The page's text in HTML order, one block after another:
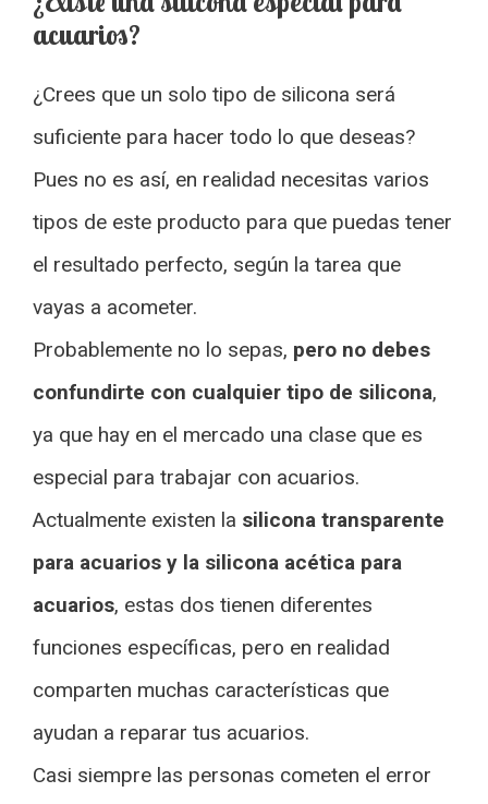
acuarios?
¿Crees que un solo tipo de silicona será
suficiente para hacer todo lo que deseas?
Pues no es así, en realidad necesitas varios
tipos de este producto para que puedas tener
el resultado perfecto, según la tarea que
vayas a acometer.
Probablemente no lo sepas, pero no debes
confundirte con cualquier tipo de silicona,
ya que hay en el mercado una clase que es
especial para trabajar con acuarios.
Actualmente existen la silicona transparente
para acuarios y la silicona acética para
acuarios, estas dos tienen diferentes
funciones específicas, pero en realidad
comparten muchas características que
ayudan a reparar tus acuarios.
Casi siempre las personas cometen el error